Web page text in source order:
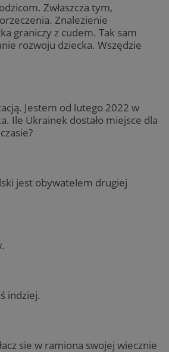
Zwłaszcza tym,
Znalezienie
graniczy z cudem. Tak sam
rozwoju dziecka. Wszędzie
Jestem od lutego 2022 w
Ile Ukrainek dostało miejsce dla
jest obywatelem drugiej
indziej.
sie w ramiona swojej wiecznie